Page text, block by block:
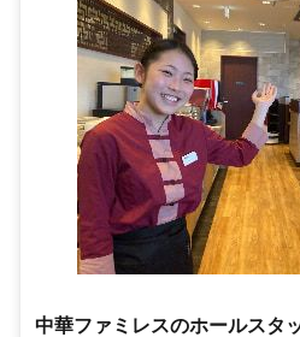
中華ファミレスのホールスタ